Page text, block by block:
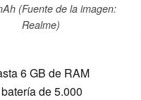
(Fuente de la imagen:
Realme)
6 GB de RAM
de 5.000